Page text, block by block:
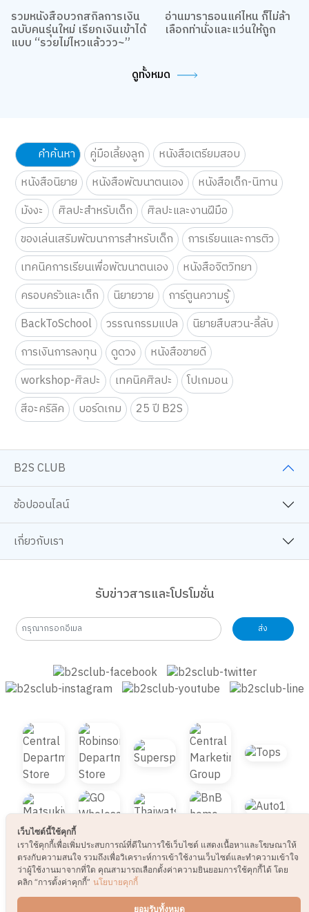
รวมหนังสือบวกสกิลการเงิน
ฉบับคนรุ่นใหม่ เรียกเงินเข้าได้
อ่านมาราธอนแค่ไหน ก็ไม่ล้า
เลือกท่านั่งและแว่นให้ถูก
ดูทั้งหมด
คำค้นหา คู่มือเลี้ยงลูก
หนังสือเตรียมสอบ
หนังสือนิยาย
หนังสือพัฒนาตนเอง
หนังสือเด็ก-นิทาน
มังงะ
ศิลปะสำหรับเด็ก
ศิลปะและงานฝีมือ
ของเล่นเสริมพัฒนาการสำหรับเด็ก
การเรียนและการติว
เทคนิคการเรียนเพื่อพัฒนาตนเอง
หนังสือจิตวิทยา
ครอบครัวและเด็ก
นิยายวาย
การ์ตูนความรู้
BackToSchool
วรรณกรรมแปล
นิยายสืบสวน-ลี้ลับ
การเงินการลงทุน
ดูดวง
หนังสือขายดี
workshop-ศิลปะ
เทคนิคศิลปะ
โปเกมอน
สีอะคริลิค
บอร์ดเกม 25 ปี B2S
ส่ง